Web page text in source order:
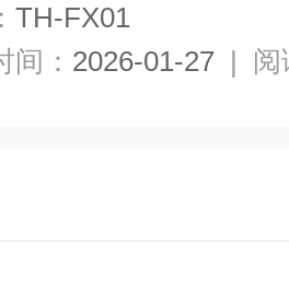
TH-FX01
间： 2026-01-27 | 阅